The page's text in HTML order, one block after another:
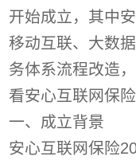
开始成立，其中
移动互联、大数
务体系流程改造
看安心互联网保
一、成立背景
安心互联网保险